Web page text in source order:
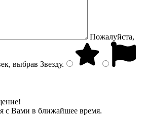
Пожалуйста,
выбрав Звезду.
с Вами в ближайшее время.